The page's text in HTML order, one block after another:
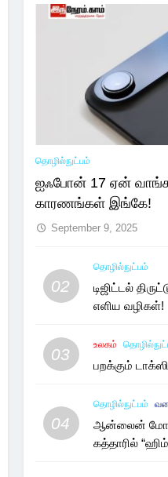
தொழில்நுட்பம்
ஐஃபோன் 17 ஏன்
காரணங்கள் இங்கே!
September 9, 2025
02
தொழில்நுட்பம்
டிஜிட்டல்
எளிய வழிகள்!
03
உலகம்
பறக்கும்
04
தொழில்நுட்பம்
ஆன்லைன்
கத்தாரில்